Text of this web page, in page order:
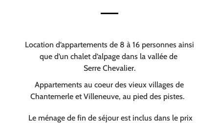
Location d’appartements de 8 à 16 personnes ainsi
que d’un chalet d’alpage dans la vallée de
Serre Chevalier.
Appartements au coeur des vieux villages de
Chantemerle et Villeneuve, au pied des pistes.
Le ménage de fin de séjour est inclus dans le prix